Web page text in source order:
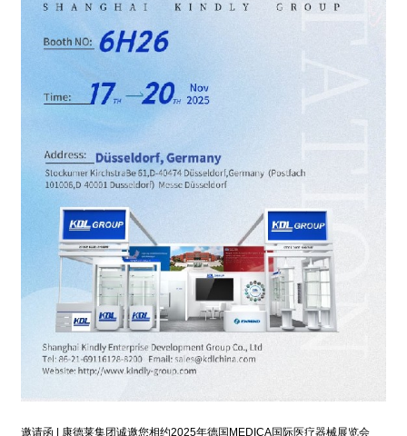
邀请函 | 康德莱集团诚邀您相约2025年德国MEDICA国际医疗器械展览会